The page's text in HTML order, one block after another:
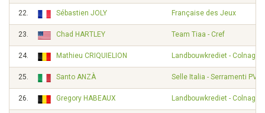
22. Sébastien JOLY Française des Jeux
23. Chad HARTLEY Team Tiaa - Cref
24. Mathieu CRIQUIELION Landbouwkrediet - Colnago
25. Santo ANZÀ Selle Italia - Serramenti
26. Gregory HABEAUX Landbouwkrediet - Colnago